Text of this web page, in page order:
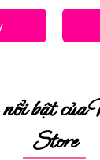
bật
Store